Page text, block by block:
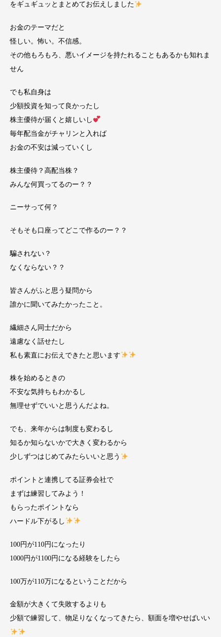
をギュギュッとまとめてお伝えしました
お金のテーマだと
怪しい。怖い。不信感。
その他もろもろ、悪いイメージを持たれることもあるかも知れま
せん
でも私自身は
少額投資を知って良かったし
株主優待が届くと嬉しいし
毎年配当金がチャリンと入れば
お金の不安は減っていくし
株主優待？高配当株？
みんな何買ってるのー？？
ニーサって何？
そもそも口座ってどこで作るのー？？
騙されない？
なくならない？？
皆さんがふと思う疑問から
誰かに聞いてみたかったこと。
繊細さん同士だから
遠慮なく話せたし
私も素直にお伝えできたと思います
株を始めるときの
不安な気持ちもわかるし
無理せずでいいと思うんだよね。
でも、来年からは制度も変わるし
知るか知らないかで大きく変わるから
少しずつはじめてみたらいいと思う
ポイントと連携してる証券会社で
まずは練習してみよう！
もらったポイントなら
ハードル下がるし
100円が110円になったり
1000円が1100円になる経験をしたら
100万が110万になるということだから
金額が大きくて失敗するよりも
少額で練習して、物足りなくなってきたら、額面を増やせばいい